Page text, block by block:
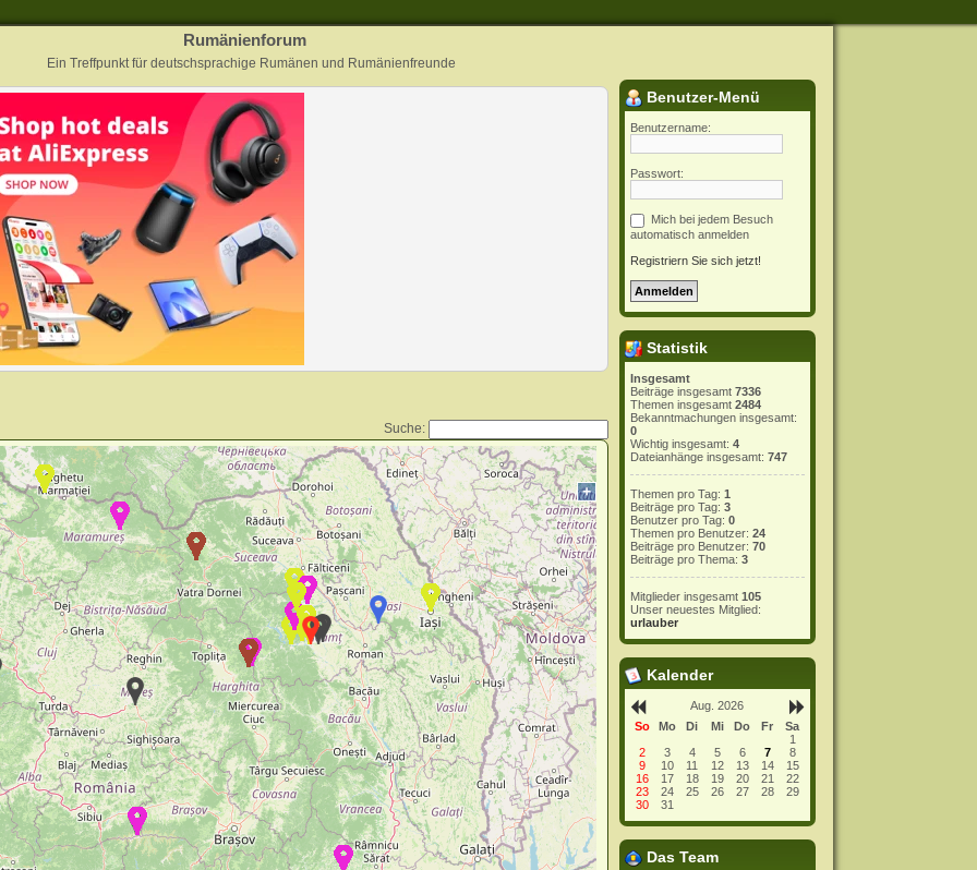
Rumänienforum
Ein Treffpunkt für deutschsprachige Rumänen und Rumänienfreunde
Suche:
+
Benutzer-Menü
Benutzername:
Passwort:
Mich bei jedem Besuch
automatisch anmelden
Registriern Sie sich jetzt!
Statistik
Insgesamt
Beiträge insgesamt7336
Themen insgesamt2484
Bekanntmachungen insgesamt:
0
Wichtig insgesamt:4
Dateianhänge insgesamt:747
Themen pro Tag:1
Beiträge pro Tag:3
Benutzer pro Tag:0
Themen pro Benutzer:24
Beiträge pro Benutzer:70
Beiträge pro Thema:3
Mitglieder insgesamt105
Unser neuestes Mitglied:
urlauber
Kalender
Aug. 2026
So
Mo Di Mi Do Fr
Sa
1
2
3 4 5 6 7
8
9
10 11 12 13 14
15
16
17 18 19 20 21
22
23
24 25 26 27 28
29
30
31
Das Team